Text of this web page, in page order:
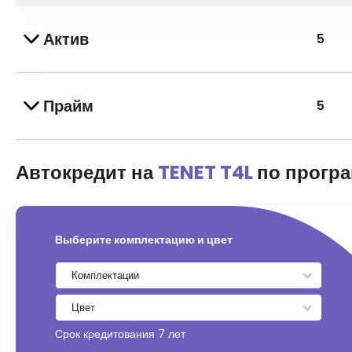
Актив 5
Прайм 5
Автокредит наTENET T4Lпо
Выберите комплектацию и цвет
Срок кредитования 7 лет